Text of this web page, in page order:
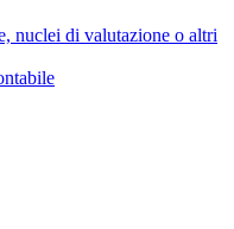
nuclei di valutazione o altri